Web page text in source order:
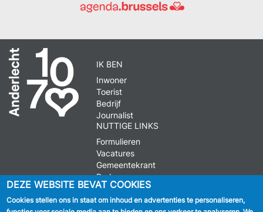
IK BEN
Inwoner
Toerist
Bedrijf
Journalist
NUTTIGE LINKS
Formulieren
Vacatures
Gemeentekrant
Parkeren
DEZE WEBSITE BEVAT COOKIES
Cookies stellen ons in staat om inhoud en advertenties te personaliseren,